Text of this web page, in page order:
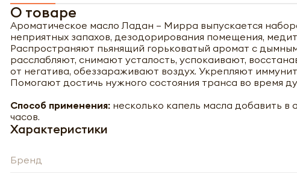
О товаре
Ароматическое масло Ладан – Мирра выпускается
неприятных запахов, дезодорирования помещения,
Распространяют пьянящий горьковатый аромат с
расслабляют, снимают усталость, успокаивают,
от негатива, обеззараживают воздух. Укрепляют
Помогают достичь нужного состояния транса во время
Способ применения: несколько капель масла добавить
часов.
Характеристики
Бренд